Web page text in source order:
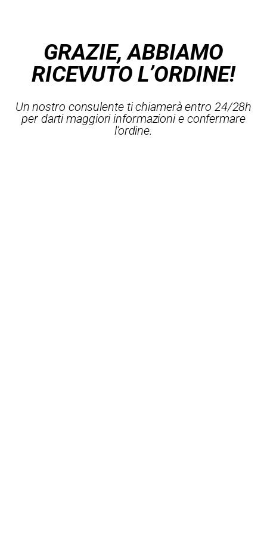
GRAZIE, ABBIAMO
RICEVUTO L’ORDINE!
Un nostro consulente ti chiamerà entro 24/28h
per darti maggiori informazioni e confermare
l’ordine.